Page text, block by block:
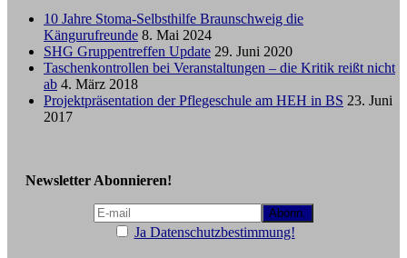
10 Jahre Stoma-Selbsthilfe Braunschweig die
Kängurufreunde 8. Mai 2024
SHG Gruppentreffen Update 29. Juni 2020
Taschenkontrollen bei Veranstaltungen – die Kritik reißt nicht
ab 4. März 2018
Projektpräsentation der Pflegeschule am HEH in BS 23. Juni
2017
Newsletter Abonnieren!
Ja Datenschutzbestimmung!